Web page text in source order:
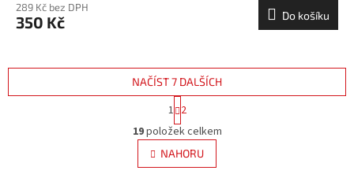
289 Kč bez DPH
350 Kč Do košíku
O
v
l
á
NAČÍST 7 DALŠÍCH
S
t
r
á
n
k
1 2
19položek celkem
NAHORU